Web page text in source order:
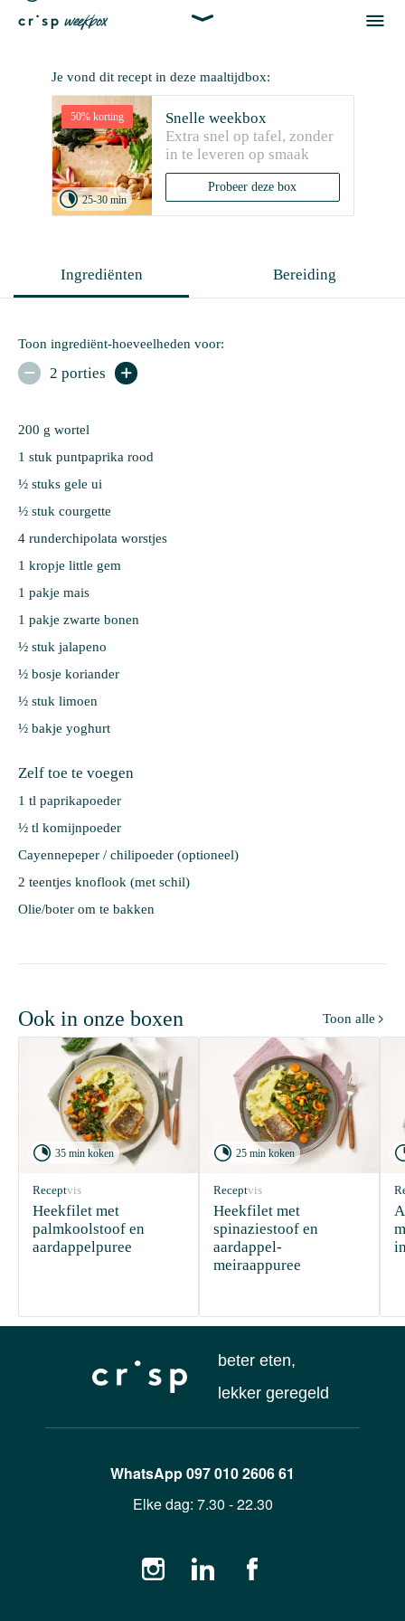


Je vond dit recept in deze maaltijdbox:
50% korting
25-30 min
Snelle weekbox
Extra snel op tafel, zonder
in te leveren op smaak
Probeer deze box
Ingrediënten Bereiding
Toon ingrediënt-hoeveelheden voor:
 2 porties 
200 g wortel
1 stuk puntpaprika rood
½ stuks gele ui
½ stuk courgette
4 runderchipolata worstjes
1 kropje little gem
1 pakje mais
1 pakje zwarte bonen
½ stuk jalapeno
½ bosje koriander
½ stuk limoen
½ bakje yoghurt
Zelf toe te voegen
1 tl paprikapoeder
½ tl komijnpoeder
Cayennepeper / chilipoeder (optioneel)
2 teentjes knoflook (met schil)
Olie/boter om te bakken
Ook in onze boxen Toon alle 
 35 min koken
Receptvis
Heekfilet met
palmkoolstoof en
aardappelpuree
 25 min koken
Receptvis
Heekfilet met
spinaziestoof en
aardappel-
meiraappuree
beter eten,
lekker geregeld
WhatsApp097 010 2606 61
Elke dag: 7.30 - 22.30